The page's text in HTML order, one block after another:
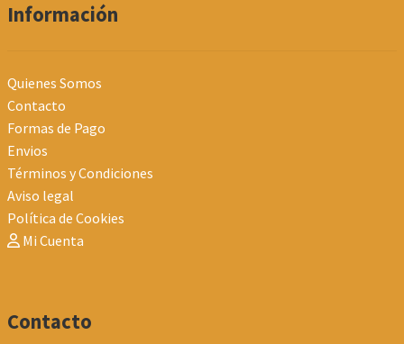
Información
Quienes Somos
Contacto
Formas de Pago
Envios
Términos y Condiciones
Aviso legal
Política de Cookies
Mi Cuenta
Contacto